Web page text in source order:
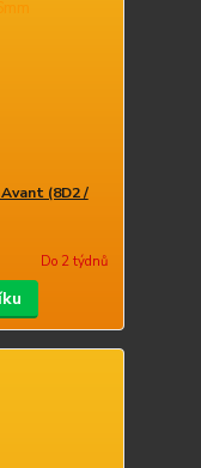
(8D2 /
Do 2 týdnů